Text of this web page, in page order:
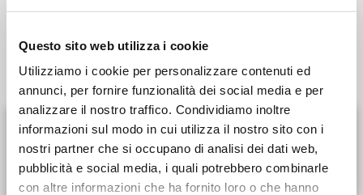
Questo sito web utilizza i cookie
Utilizziamo i cookie per personalizzare contenuti ed
annunci, per fornire funzionalità dei social media e per
analizzare il nostro traffico. Condividiamo inoltre
informazioni sul modo in cui utilizza il nostro sito con i
nostri partner che si occupano di analisi dei dati web,
pubblicità e social media, i quali potrebbero combinarle
con altre informazioni che ha fornito loro o che hanno
Accedi all’area riservata per
visualizzare i contenuti
TUTTE LE CIRCOLARI
a portata di mano